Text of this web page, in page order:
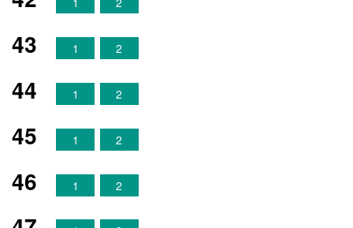
43 1 2
44 1 2
45 1 2
46 1 2